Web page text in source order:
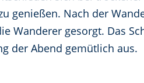
genießen. Nach der
Wanderer gesorgt. Das
der Abend gemütlich aus.